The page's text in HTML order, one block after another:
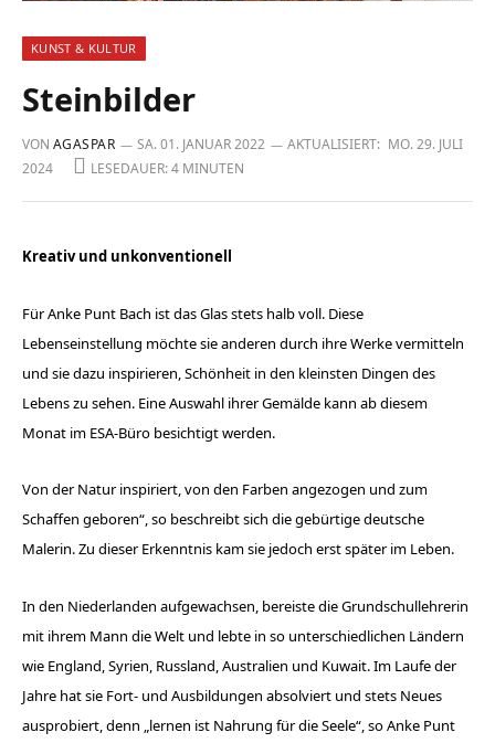
KUNST & KULTUR
Steinbilder
VON AGASPAR SA. 01. JANUAR 2022 AKTUALISIERT: MO. 29. JULI
2024
LESEDAUER: 4 MINUTEN
Kreativ und unkonventionell
Für Anke Punt Bach ist das Glas stets halb voll. Diese
Lebenseinstellung möchte sie anderen durch ihre Werke vermitteln
und sie dazu inspirieren, Schönheit in den kleinsten Dingen des
Lebens zu sehen. Eine Auswahl ihrer Gemälde kann ab diesem
Monat im ESA-Büro besichtigt werden.
Von der Natur inspiriert, von den ­Farben angezogen und zum
Schaffen ­geboren“, so beschreibt sich die gebürtige deutsche
Malerin. Zu dieser Erkenntnis kam sie jedoch erst später im Leben.
In den Niederlanden aufgewachsen, bereiste die Grundschullehrerin
mit ihrem Mann die Welt und lebte in so unterschiedlichen ­Ländern
wie England, Syrien, Russland, Australien und Kuwait. Im Laufe der
Jahre hat sie Fort- und Ausbildungen absolviert und stets Neues
ausprobiert, denn „lernen ist Nahrung für die Seele“, so Anke Punt